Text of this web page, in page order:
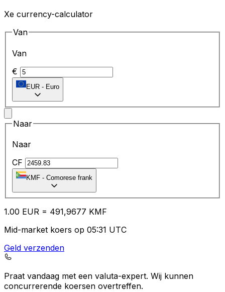
Xe currency-calculator
Van
Van
€
EUR - Euro
Naar
Naar
CF
KMF - Comorese frank
1.00 EUR = 491,9677 KMF
Mid-market koers op 05:31 UTC
Geld verzenden
Praat vandaag met een valuta-expert. Wij kunnen
concurrerende koersen overtreffen.